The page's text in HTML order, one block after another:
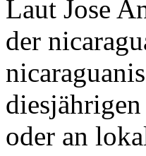
Laut Jose
der
oder an